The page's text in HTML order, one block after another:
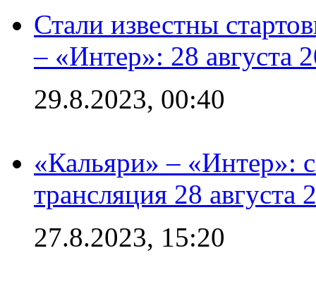
Стали известны
– «Интер»: 28 августа
29.8.2023, 00:40
«Кальяри» – «Интер»:
трансляция 28 августа
27.8.2023, 15:20